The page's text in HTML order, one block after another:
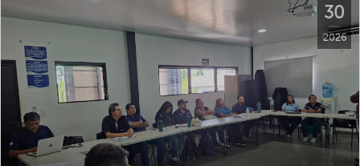
30
2026